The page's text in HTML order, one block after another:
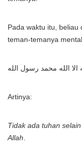
Pada waktu itu, beliau
teman-temanya
الا الله محمد رسول الله
Artinya:
Tidak ada tuhan
Allah